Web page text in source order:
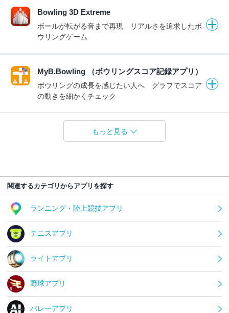
Bowling 3D Extreme
ボールが転がる音まで再現 リアルさを追求したボ
ウリングゲーム
MyB.Bowling （ボウリングスコア記録アプリ）
ボウリングの成長を感じたい人へ グラフでスコア
の動きを細かくチェック
もっと見る
関連するカテゴリからアプリを探す
ランニング・陸上競技アプリ
テニスアプリ
ライトアプリ
野球アプリ
バレーアプリ